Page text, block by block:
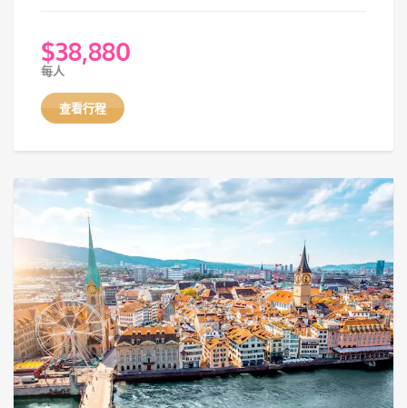
$38,880
每人
查看行程